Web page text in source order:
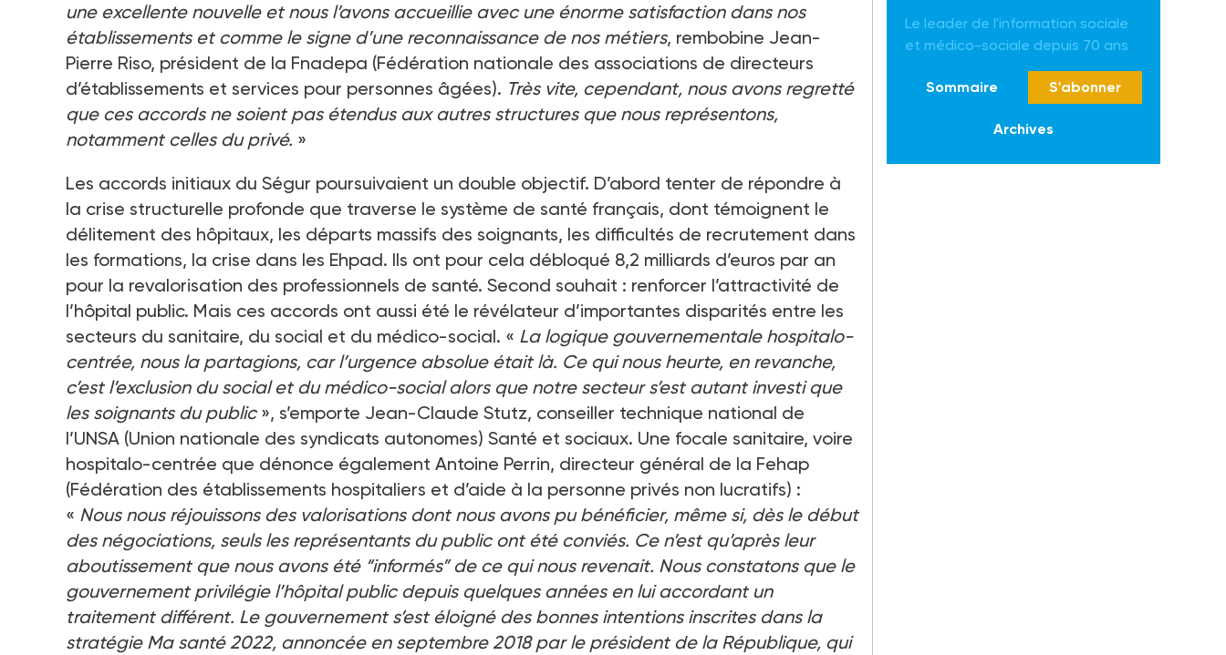
une excellente nouvelle et nous l’avons accueillie avec une énorme satisfaction dans nos
établissements et comme le signe d’une reconnaissance de nos métiers, rembobine Jean-
Pierre Riso, président de la Fnadepa (Fédération nationale des associations de directeurs
d’établissements et services pour personnes âgées). Très vite, cependant, nous avons regretté
que ces accords ne soient pas étendus aux autres structures que nous représentons,
notamment celles du privé. »
Les accords initiaux du Ségur poursuivaient un double objectif. D’abord tenter de répondre à
la crise structurelle profonde que traverse le système de santé français, dont témoignent le
délitement des hôpitaux, les départs massifs des soignants, les difficultés de recrutement dans
les formations, la crise dans les Ehpad. Ils ont pour cela débloqué 8,2 milliards d’euros par an
pour la revalorisation des professionnels de santé. Second souhait : renforcer l’attractivité de
l’hôpital public. Mais ces accords ont aussi été le révélateur d’importantes disparités entre les
secteurs du sanitaire, du social et du médico-social. « La logique gouvernementale hospitalo-
centrée, nous la partagions, car l’urgence absolue était là. Ce qui nous heurte, en revanche,
c’est l’exclusion du social et du médico-social alors que notre secteur s’est autant investi que
les soignants du public», s’emporte Jean-Claude Stutz, conseiller technique national de
l’UNSA (Union nationale des syndicats autonomes) Santé et sociaux. Une focale sanitaire, voire
hospitalo-centrée que dénonce également Antoine Perrin, directeur général de la Fehap
(Fédération des établissements hospitaliers et d’aide à la personne privés non lucratifs) :
« Nous nous réjouissons des valorisations dont nous avons pu bénéficier, même si, dès le début
des négociations, seuls les représentants du public ont été conviés. Ce n’est qu’après leur
aboutissement que nous avons été “informés” de ce qui nous revenait. Nous constatons que le
gouvernement privilégie l’hôpital public depuis quelques années en lui accordant un
traitement différent. Le gouvernement s’est éloigné des bonnes intentions inscrites dans la
stratégie Ma santé 2022, annoncée en septembre 2018 par le président de la République, qui
Le leader de l'information sociale
et médico-sociale depuis 70 ans
Sommaire S'abonner
Archives